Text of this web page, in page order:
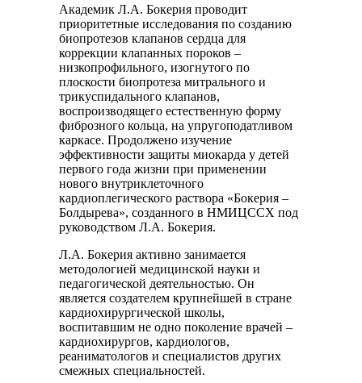
Академик Л.А. Бокерия проводит
приоритетные исследования по созданию
биопротезов клапанов сердца для
коррекции клапанных пороков –
низкопрофильного, изогнутого по
плоскости биопротеза митрального и
трикуспидального клапанов,
воспроизводящего естественную форму
фиброзного кольца, на упругоподатливом
каркасе. Продолжено изучение
эффективности защиты миокарда у детей
первого года жизни при применении
нового внутриклеточного
кардиоплегического раствора «Бокерия –
Болдырева», созданного в НМИЦССХ под
руководством Л.А. Бокерия.
Л.А. Бокерия активно занимается
методологией медицинской науки и
педагогической деятельностью. Он
является создателем крупнейшей в стране
кардиохирургической школы,
воспитавшим не одно поколение врачей –
кардиохирургов, кардиологов,
реаниматологов и специалистов других
смежных специальностей.